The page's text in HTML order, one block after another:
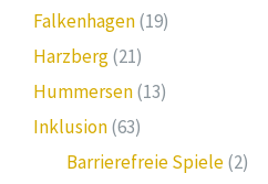
Falkenhagen(19)
Harzberg(21)
Hummersen(13)
Inklusion(63)
Barrierefreie Spiele(2)